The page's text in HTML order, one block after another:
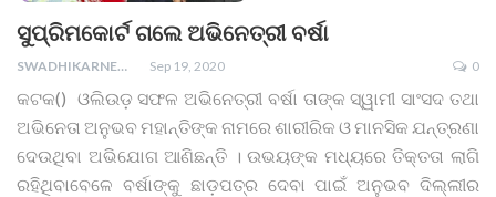
ସୁପ୍ରିମକୋର୍ଟ ଗଲେ ଅଭିନେତ୍ରୀ ବର୍ଷା
SWADHIKARNEWS Sep 19, 2020 0
କଟକ() ଓଲିଉଡ଼ ସଫଳ ଅଭିନେତ୍ରୀ ବର୍ଷା ତାଙ୍କ ସ୍ୱାମୀ ସାଂସଦ ତଥା
ଅଭିନେତା ଅନୁଭବ ମହାନ୍ତିଙ୍କ ନାମରେ ଶାରୀରିକ ଓ ମାନସିକ ଯନ୍ତ୍ରଣା
ଦେଉଥିବା ଅଭିଯୋଗ ଆଣିଛନ୍ତି । ଉଭୟଙ୍କ ମଧ୍ୟରେ ତିକ୍ତତା ଲାଗି
ରହିଥିବାବେଳେ ବର୍ଷାଙ୍କୁ ଛାଡ଼ପତ୍ର ଦେବା ପାଇଁ ଅନୁଭବ ଦିଲ୍ଲୀର